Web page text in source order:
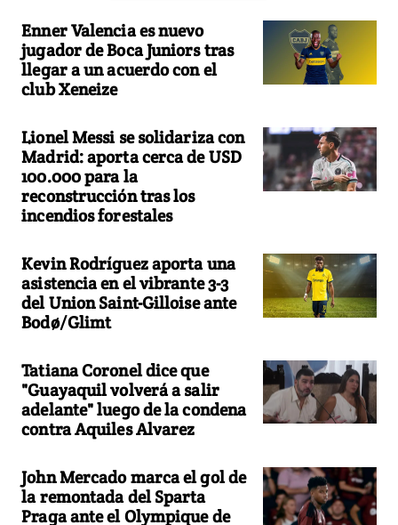
Enner Valencia es nuevo
jugador de Boca Juniors tras
llegar a un acuerdo con el
club Xeneize
Lionel Messi se solidariza con
Madrid: aporta cerca de USD
100.000 para la
reconstrucción tras los
incendios forestales
Kevin Rodríguez aporta una
asistencia en el vibrante 3-3
del Union Saint-Gilloise ante
Bodø/Glimt
Tatiana Coronel dice que
"Guayaquil volverá a salir
adelante" luego de la condena
contra Aquiles Alvarez
John Mercado marca el gol de
la remontada del Sparta
Praga ante el Olympique de